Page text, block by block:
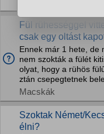
Fül rühességgel
csak egy oltást
Ennek már 1 hete, de
nem szokták a fülét
olyat, hogy a rühös
ztán csepegtetnek
Macskák
Szoktak Német/
élni?